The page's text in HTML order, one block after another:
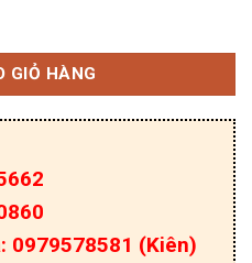
lượng
GIỎ HÀNG
0979578581 (Kiên)